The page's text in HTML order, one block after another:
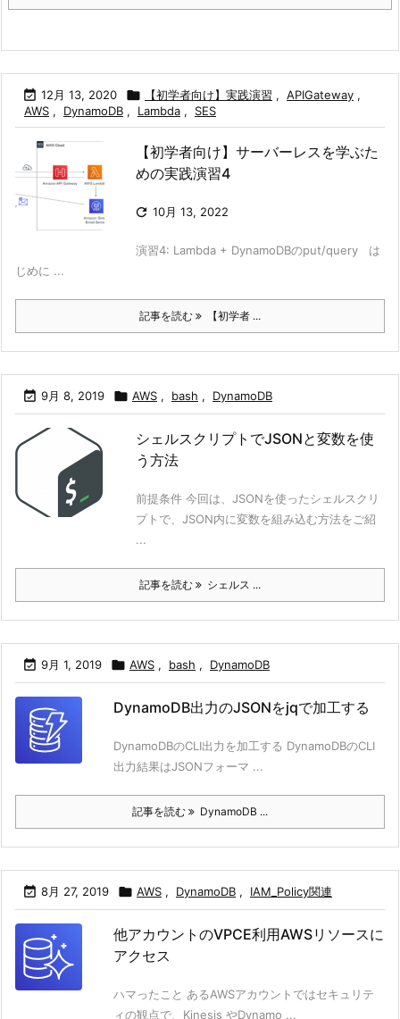
 12月 13, 2020  【初学者向け】実践演習 , APIGateway ,
AWS , DynamoDB , Lambda , SES
【初学者向け】サーバーレスを学ぶた
めの実践演習4
 10月 13, 2022
演習4: Lambda + DynamoDBのput/query は
じめに ...
記事を読む 【初学者 ...
 9月 8, 2019  AWS , bash , DynamoDB
シェルスクリプトでJSONと変数を使
う方法
前提条件 今回は、JSONを使ったシェルスクリ
プトで、JSON内に変数を組み込む方法をご紹
...
記事を読む シェルス ...
 9月 1, 2019  AWS , bash , DynamoDB
DynamoDB出力のJSONをjqで加工する
DynamoDBのCLI出力を加工する DynamoDBのCLI
出力結果はJSONフォーマ ...
記事を読む DynamoDB ...
 8月 27, 2019  AWS , DynamoDB , IAM_Policy関連
他アカウントのVPCE利用AWSリソースに
アクセス
ハマったこと あるAWSアカウントではセキュリテ
ィの観点で、Kinesis やDynamo ...